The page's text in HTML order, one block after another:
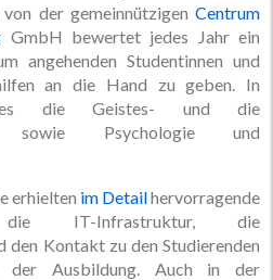
der gemeinnützigen Centrum
GmbH bewertet jedes Jahr ein
angehenden Studentinnen und
an die Hand zu geben. In
die Geistes- und die
sowie Psychologie und
erhielten im Detailhervorragende
IT-Infrastruktur, die
den Kontakt zu den Studierenden
der Ausbildung. Auch in der